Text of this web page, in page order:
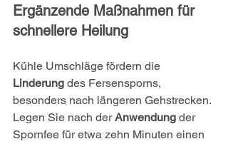
Ergänzende Maßnahmen für
schnellere Heilung
Kühle Umschläge fördern die
Linderung des Fersensporns,
besonders nach längeren Gehstrecken.
Legen Sie nach der Anwendung der
Spornfee für etwa zehn Minuten einen